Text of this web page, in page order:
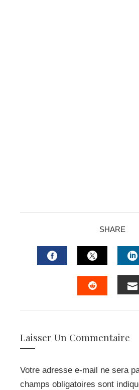
SHARE
FACEBOOKTWITTER
Laisser Un Commentaire
Votre adresse e-mail ne sera
champs obligatoires sont